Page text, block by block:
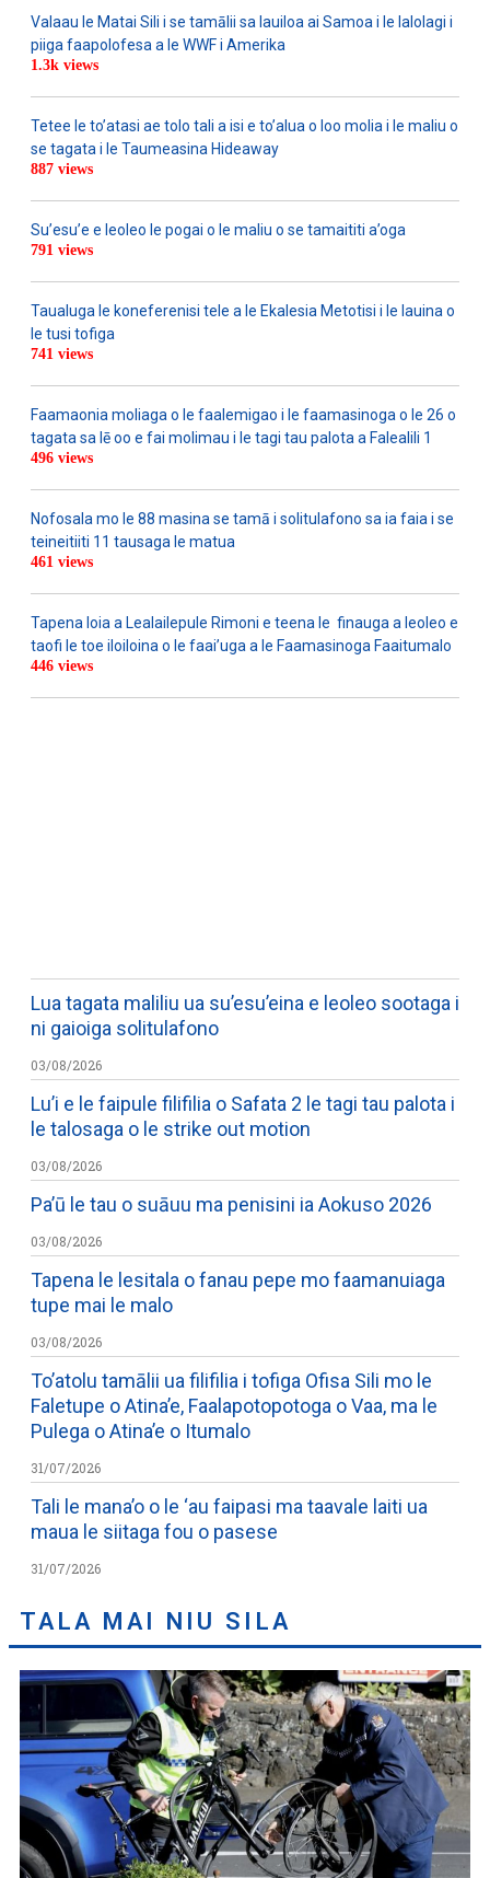
Valaau le Matai Sili i se tamālii sa lauiloa ai Samoa i le lalolagi i
piiga faapolofesa a le WWF i Amerika
1.3k views
Tetee le to’atasi ae tolo tali a isi e to’alua o loo molia i le maliu o
se tagata i le Taumeasina Hideaway
887 views
Su’esu’e e leoleo le pogai o le maliu o se tamaititi a’oga
791 views
Taualuga le koneferenisi tele a le Ekalesia Metotisi i le lauina o
le tusi tofiga
741 views
Faamaonia moliaga o le faalemigao i le faamasinoga o le 26 o
tagata sa lē oo e fai molimau i le tagi tau palota a Falealili 1
496 views
Nofosala mo le 88 masina se tamā i solitulafono sa ia faia i se
teineitiiti 11 tausaga le matua
461 views
Tapena loia a Lealailepule Rimoni e teena le finauga a leoleo e
taofi le toe iloiloina o le faai’uga a le Faamasinoga Faaitumalo
446 views
Lua tagata maliliu ua su’esu’eina e leoleo sootaga i
ni gaioiga solitulafono
03/08/2026
Lu’i e le faipule filifilia o Safata 2 le tagi tau palota i
le talosaga o le strike out motion
03/08/2026
Pa’ū le tau o suāuu ma penisini ia Aokuso 2026
03/08/2026
Tapena le lesitala o fanau pepe mo faamanuiaga
tupe mai le malo
03/08/2026
To’atolu tamālii ua filifilia i tofiga Ofisa Sili mo le
Faletupe o Atina’e, Faalapotopotoga o Vaa, ma le
Pulega o Atina’e o Itumalo
31/07/2026
Tali le mana’o o le ‘au faipasi ma taavale laiti ua
maua le siitaga fou o pasese
31/07/2026
TALA MAI NIU SILA